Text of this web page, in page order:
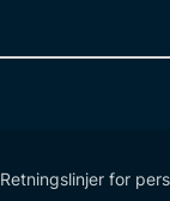
Retningslinjer for